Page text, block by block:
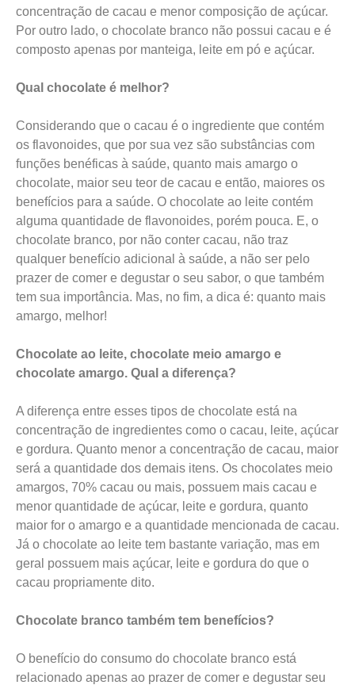
concentração de cacau e menor composição de açúcar.
Por outro lado, o chocolate branco não possui cacau e é
composto apenas por manteiga, leite em pó e açúcar.
Qual chocolate é melhor?
Considerando que o cacau é o ingrediente que contém
os flavonoides, que por sua vez são substâncias com
funções benéficas à saúde, quanto mais amargo o
chocolate, maior seu teor de cacau e então, maiores os
benefícios para a saúde. O chocolate ao leite contém
alguma quantidade de flavonoides, porém pouca. E, o
chocolate branco, por não conter cacau, não traz
qualquer benefício adicional à saúde, a não ser pelo
prazer de comer e degustar o seu sabor, o que também
tem sua importância. Mas, no fim, a dica é: quanto mais
amargo, melhor!
Chocolate ao leite, chocolate meio amargo e
chocolate amargo. Qual a diferença?
A diferença entre esses tipos de chocolate está na
concentração de ingredientes como o cacau, leite, açúcar
e gordura. Quanto menor a concentração de cacau, maior
será a quantidade dos demais itens. Os chocolates meio
amargos, 70% cacau ou mais, possuem mais cacau e
menor quantidade de açúcar, leite e gordura, quanto
maior for o amargo e a quantidade mencionada de cacau.
Já o chocolate ao leite tem bastante variação, mas em
geral possuem mais açúcar, leite e gordura do que o
cacau propriamente dito.
Chocolate branco também tem benefícios?
O benefício do consumo do chocolate branco está
relacionado apenas ao prazer de comer e degustar seu